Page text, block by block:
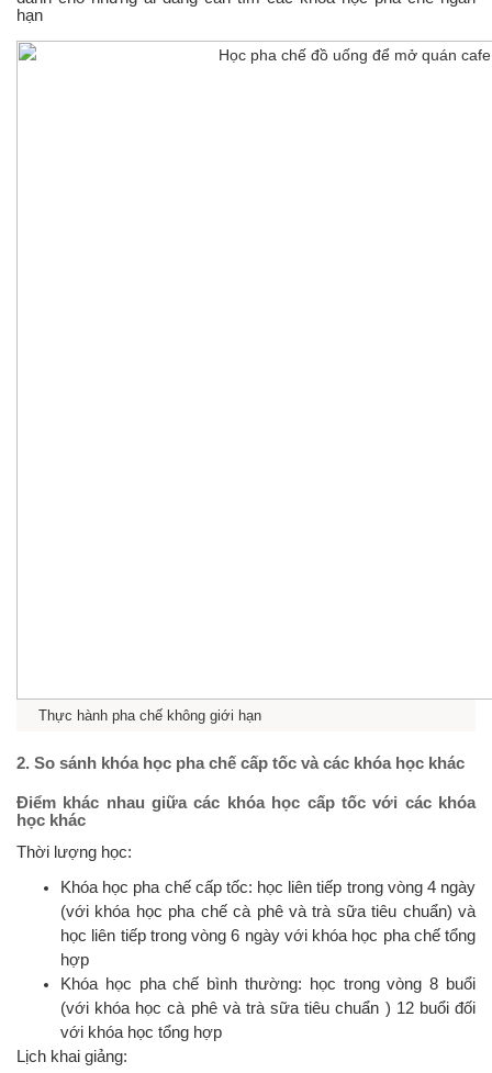
hạn
Thực hành pha chế không giới hạn
2. So sánh khóa học pha chế cấp tốc và các khóa học khác
Điểm khác nhau giữa các khóa học cấp tốc với các khóa
học khác
Thời lượng học:
Khóa học pha chế cấp tốc: học liên tiếp trong vòng 4 ngày
(với khóa học pha chế cà phê và trà sữa tiêu chuẩn) và
học liên tiếp trong vòng 6 ngày với khóa học pha chế tổng
hợp
Khóa học pha chế bình thường: học trong vòng 8 buổi
(với khóa học cà phê và trà sữa tiêu chuẩn ) 12 buổi đối
với khóa học tổng hợp
Lịch khai giảng: